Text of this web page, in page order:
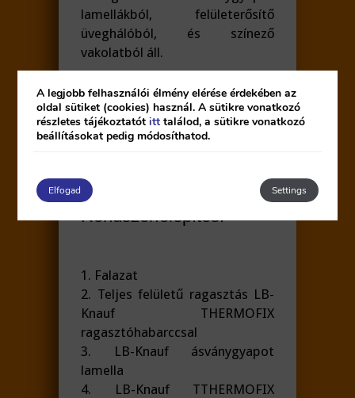
lamellákból, felületerősítő
üveghálóból, és színező
vakolatból áll.
Rendszerfelépítés:
1. Falazat
2. Teljes felületű ragasztás LB-
Knauf THERMOFIX
ragasztóhabarccsal
3. LB-Knauf ásványgyapot
lamella
4. LB-Knauf TTHERMOFIX
A legjobb felhasználói élmény elérése érdekében az
oldal sütiket (cookies) használ. A sütikre vonatkozó
részletes tájékoztatótitt találod, a sütikre vonatkozó
beállításokat pedig módosíthatod.
Elfogad Settings